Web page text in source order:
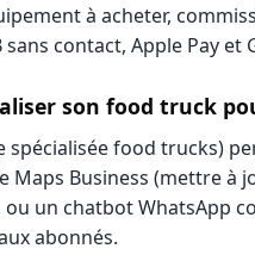
à acheter,
sans contact, Apple Pay et
son food truck
spécialisée food trucks)
Maps Business (mettre
ou un chatbot WhatsApp
abonnés.